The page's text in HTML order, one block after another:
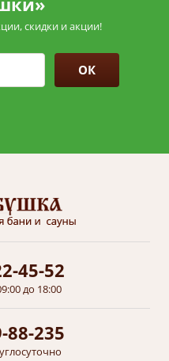
скидки и акции!
ОК
45-52
до 18:00
88-235